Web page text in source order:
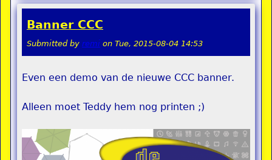
Banner CCC
Submitted by remi on Tue, 2015-08-04 14:53
Even een demo van de nieuwe CCC banner.
Alleen moet Teddy hem nog printen ;)